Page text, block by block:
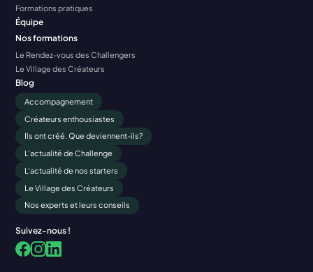
Formations pratiques
Équipe
Nos formations
Le Rendez-vous des Challengers
Le Village des Créateurs
Blog
Accompagnement
Créateurs enthousiastes
Ils ont créé. Que deviennent-ils?
L'actualité de Challenge
L'actualité de nos starters
Le Village des Créateurs
Nos experts et leurs conseils
Suivez-nous !